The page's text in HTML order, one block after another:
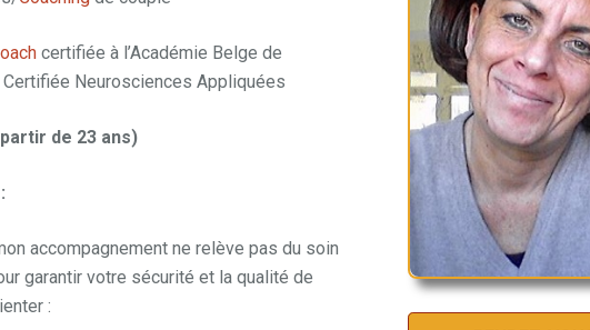
certifiée à l’Académie Belge de
Neurosciences Appliquées
de 23 ans)
accompagnement ne relève pas du soin
garantir votre sécurité et la qualité de
: